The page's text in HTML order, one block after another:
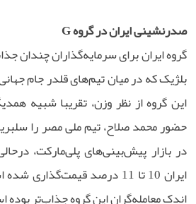
صدرنشینی ایران در گروه G
گروه ایران برای سرمایه‌گذاران چندان
بلژیک که در میان تیم‌های قلدر جام
این گروه از نظر وزن، تقریبا شبیه
حضور محمد صلاح، تیم ملی مصر را
در بازار پیش‌بینی‌های پلی‌مارکت،
ایران 10 تا 11 درصد
اندک معامله‌گران این گروه جذاب‌تر